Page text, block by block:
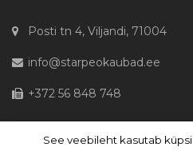
Posti tn 4, Viljandi, 71004
info@starpeokaubad.ee
+372 56 848 748
See veebileht kasutab